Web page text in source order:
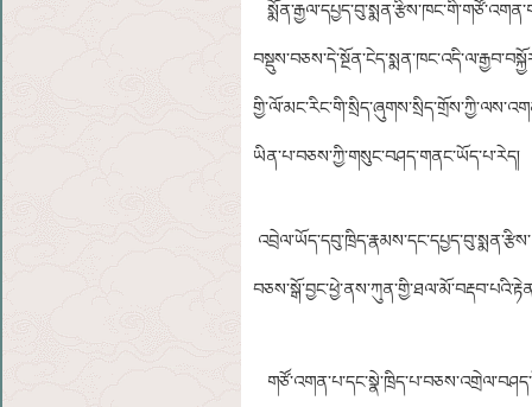
ཡིན་པ་བཅས་ཀྱི་གསུང་བཤད་གནང་ཡོད་པ་རེད།